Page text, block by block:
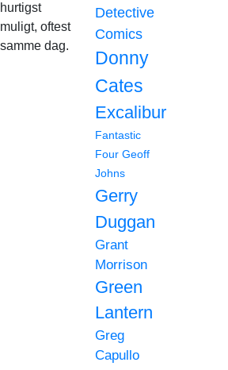
hurtigst
muligt, oftest
samme dag.
Detective
Comics
Donny
Cates
Excalibur
Fantastic
Four Geoff
Johns
Gerry
Duggan
Grant
Morrison
Green
Lantern
Greg
Capullo